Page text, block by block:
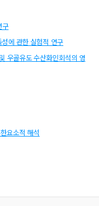
구
에 관한 실험적 연구
우골유도 수산화인회석의 영
요소적 해석
견의 비교